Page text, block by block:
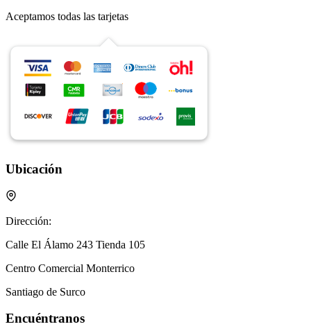
Aceptamos todas las tarjetas
Ubicación
Dirección:
Calle El Álamo 243 Tienda 105
Centro Comercial Monterrico
Santiago de Surco
Encuéntranos